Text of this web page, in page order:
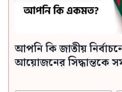
আপনি কি জাতীয়
আয়োজনের সিদ্ধান্তকে